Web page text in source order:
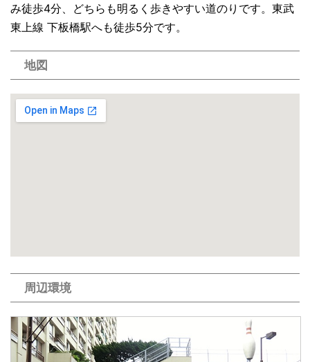
み徒歩4分、どちらも明るく歩きやすい道のりです。東武
東上線 下板橋駅へも徒歩5分です。
地図
周辺環境